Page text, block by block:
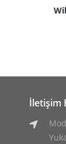
İletişim